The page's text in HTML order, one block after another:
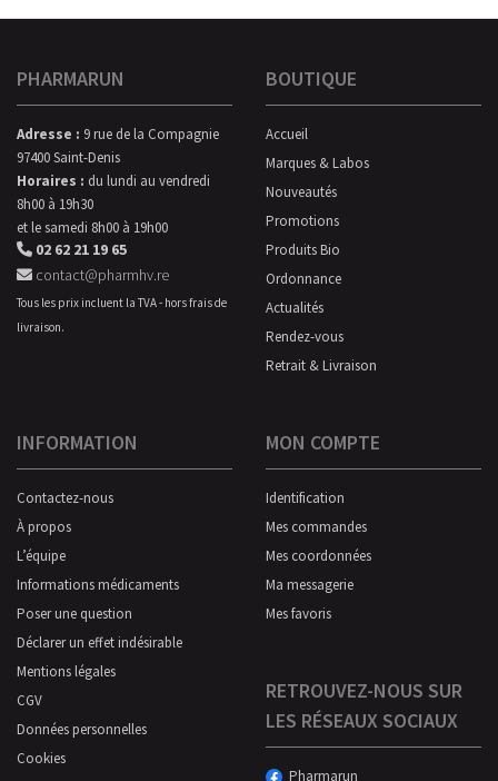
PHARMARUN
Adresse : 9 rue de la Compagnie
97400 Saint-Denis
Horaires : du lundi au vendredi
8h00 à 19h30
et le samedi 8h00 à 19h00
02 62 21 19 65
contact@pharmhv.re
Tous les prix incluent la TVA - hors frais de
livraison.
BOUTIQUE
Accueil
Marques & Labos
Nouveautés
Promotions
Produits Bio
Ordonnance
Actualités
Rendez-vous
Retrait & Livraison
INFORMATION
Contactez-nous
À propos
L’équipe
Informations médicaments
Poser une question
Déclarer un effet indésirable
Mentions légales
CGV
Données personnelles
Cookies
MON COMPTE
Identification
Mes commandes
Mes coordonnées
Ma messagerie
Mes favoris
RETROUVEZ-NOUS SUR
LES RÉSEAUX SOCIAUX
Pharmarun